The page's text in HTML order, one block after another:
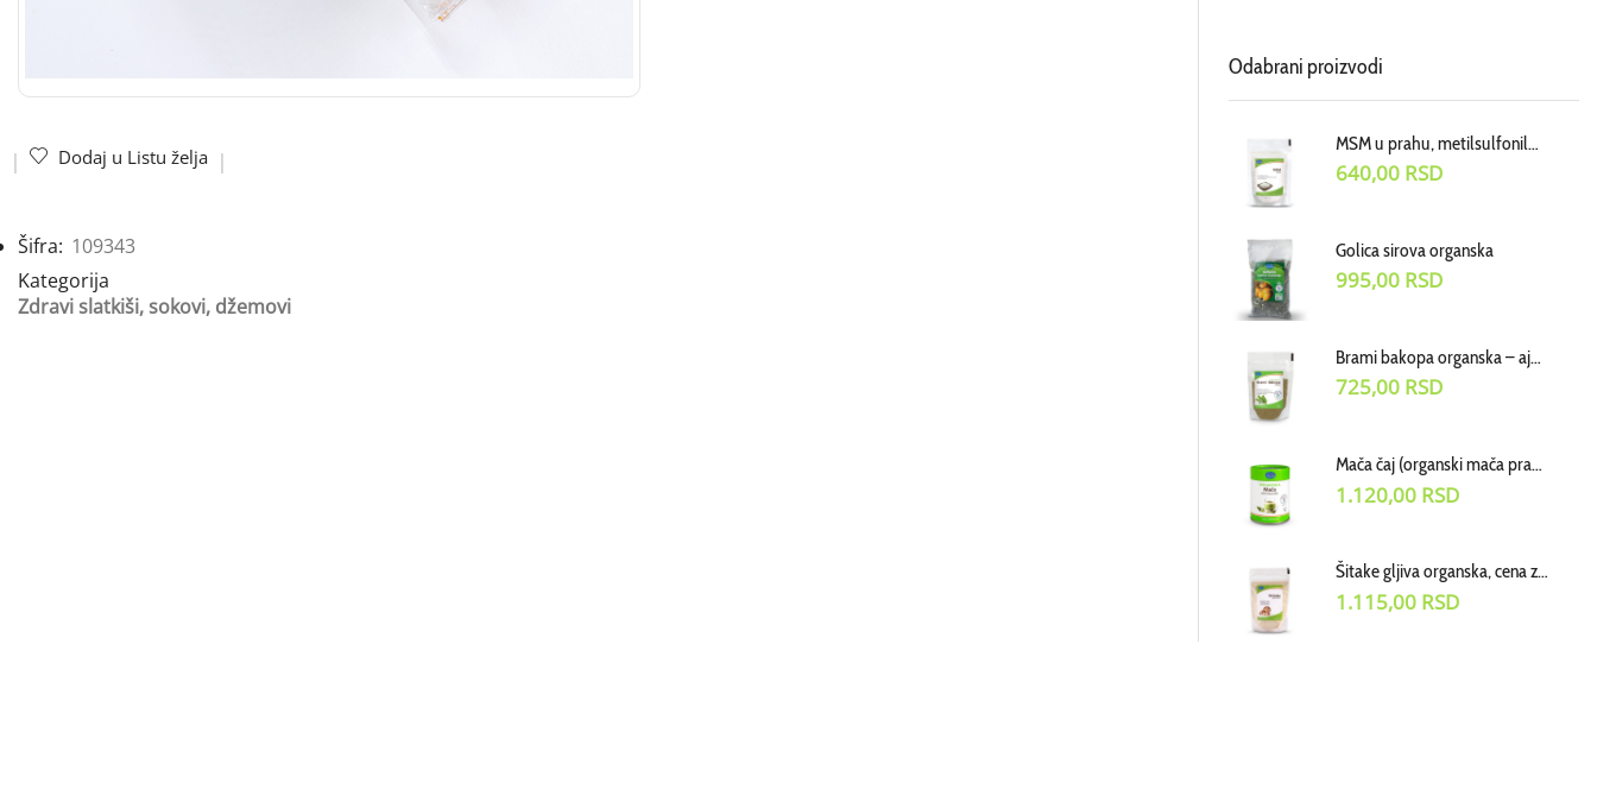
Dodaj u Listu želja
Šifra: 109343
Kategorija
Zdravi slatkiši, sokovi, džemovi
Odabrani proizvodi
MSM u prahu, metilsulfonilmetan dodatak ishrani, cena za 100g
640,00 RSD
Golica sirova organska
995,00 RSD
Brami bakopa organska – ajurvedski biljni prah, cena za 70 g
725,00 RSD
Mača čaj (organski mača prah) cena za 50g
1.120,00 RSD
Šitake gljiva organska, cena za 100g
1.115,00 RSD